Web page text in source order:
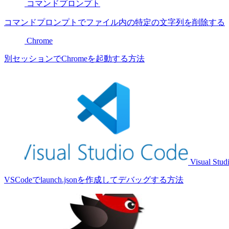
コマンドプロンプト
コマンドプロンプトでファイル内の特定の文字列を削除する
Chrome
別セッションでChromeを起動する方法
Visual
VSCodeでlaunch.jsonを作成してデバッグする方法